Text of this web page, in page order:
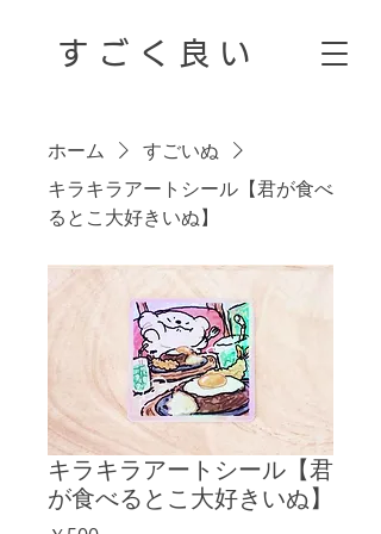
す ご く 良 い
ホーム
すごいぬ
キラキラアートシール【君が食べ
るとこ大好きいぬ】
キラキラアートシール【君
が食べるとこ大好きいぬ】